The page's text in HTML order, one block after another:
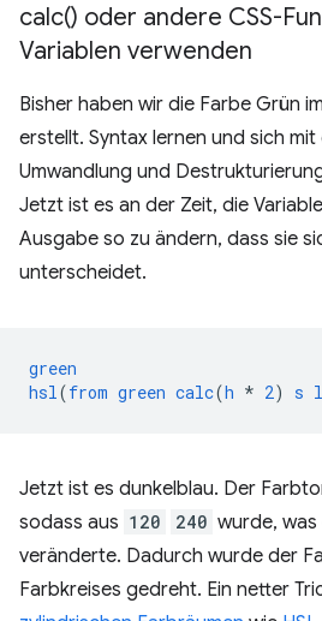
calc() oder andere CSS-
Variablen verwenden
Bisher haben wir die Farbe Grün
erstellt. Syntax lernen und sich
Umwandlung und
Jetzt ist es an der Zeit, die
Ausgabe so zu ändern, dass sie
unterscheidet.
green
hsl (from green calc(h * 2) s l
Jetzt ist es dunkelblau. Der
sodass aus 120 240 wurde,
veränderte. Dadurch wurde der
Farbkreises gedreht. Ein netter